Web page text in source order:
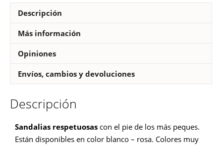
Descripción
Más información
Opiniones
Envíos, cambios y devoluciones
Descripción
Sandalias respetuosas con el pie de los más peques.
Están disponibles en color blanco – rosa. Colores muy